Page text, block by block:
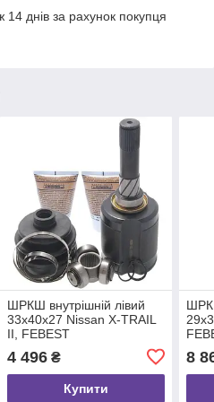
днів за рахунок покупця
ШРКШ внутрішній лівий
33x40x27 Nissan X-TRAIL
II, FEBEST
4 496₴
Купити
8